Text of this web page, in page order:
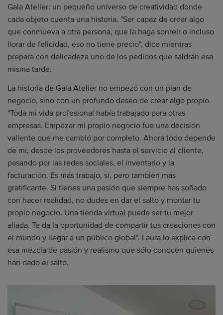
Gala Atelier: un pequeño universo de creatividad donde
cada objeto cuenta una historia. "Ser capaz de crear algo
que conmueva a otra persona, que la haga sonreír o incluso
llorar de felicidad, eso no tiene precio", dice mientras
prepara con delicadeza uno de los pedidos que saldrán esa
misma tarde.
La historia de Gala Atelier no empezó con un plan de
negocio, sino con un profundo deseo de crear algo propio.
"Toda mi vida profesional había trabajado para otras
empresas. Empezar mi propio negocio fue una decisión
valiente que me cambió por completo. Ahora todo depende
de mí, desde los proveedores hasta el servicio al cliente,
pasando por las redes sociales, el inventario y la
facturación. Es más trabajo, sí, pero también más
gratificante. Si tienes una pasión que siempre has soñado
con hacer realidad, no dudes en dar el salto y montar tu
propio negocio. Una tienda virtual puede ser tu mejor
aliada. Te da la oportunidad de compartir tus creaciones con
el mundo y llegar a un público global". Laura lo explica con
esa mezcla de pasión y realismo que sólo conocen quienes
han dado el salto.